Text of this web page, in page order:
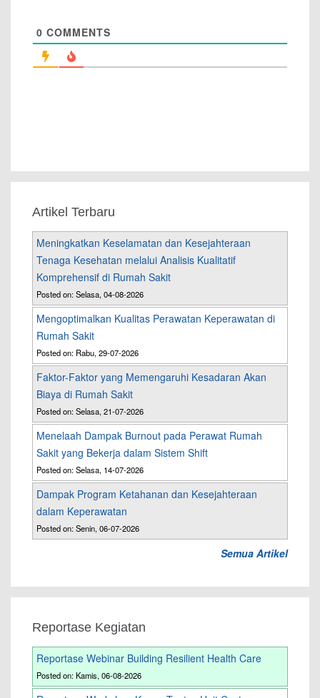
0 COMMENTS
Artikel Terbaru
Meningkatkan Keselamatan dan Kesejahteraan
Tenaga Kesehatan melalui Analisis Kualitatif
Komprehensif di Rumah Sakit
Posted on: Selasa, 04-08-2026
Mengoptimalkan Kualitas Perawatan Keperawatan di
Rumah Sakit
Posted on: Rabu, 29-07-2026
Faktor-Faktor yang Memengaruhi Kesadaran Akan
Biaya di Rumah Sakit
Posted on: Selasa, 21-07-2026
Menelaah Dampak Burnout pada Perawat Rumah
Sakit yang Bekerja dalam Sistem Shift
Posted on: Selasa, 14-07-2026
Dampak Program Ketahanan dan Kesejahteraan
dalam Keperawatan
Posted on: Senin, 06-07-2026
Semua Artikel
Reportase Kegiatan
Reportase Webinar Building Resilient Health Care
Posted on: Kamis, 06-08-2026